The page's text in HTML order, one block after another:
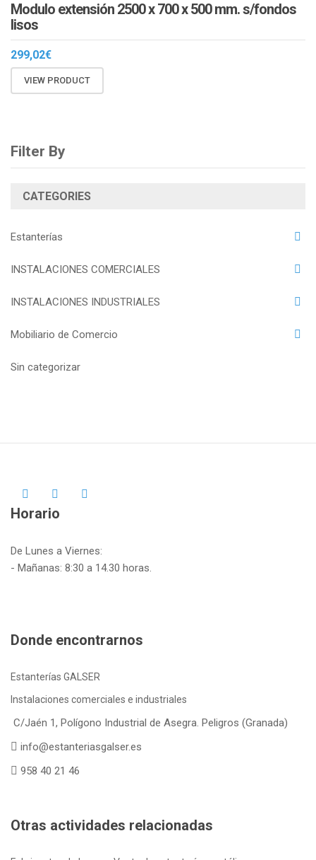
Modulo extensión 2500 x 700 x 500 mm. s/fondos
lisos
299,02€
VIEW PRODUCT
Filter By
CATEGORIES
Estanterías
INSTALACIONES COMERCIALES
INSTALACIONES INDUSTRIALES
Mobiliario de Comercio
Sin categorizar
Horario
De Lunes a Viernes:
- Mañanas: 8:30 a 14.30 horas.
Donde encontrarnos
Estanterías GALSER
Instalaciones comerciales e industriales
C/Jaén 1, Polígono Industrial de Asegra. Peligros (Granada)
info@estanteriasgalser.es
958 40 21 46
Otras actividades relacionadas